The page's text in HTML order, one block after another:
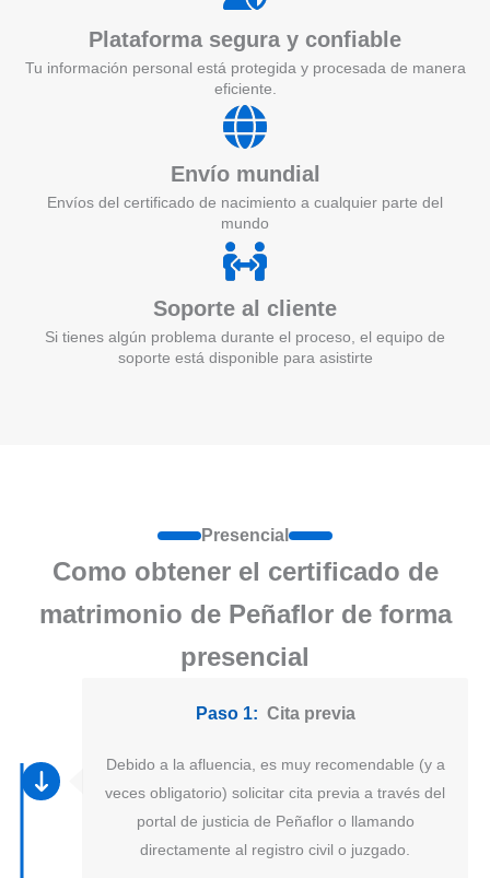
Plataforma segura y confiable
Tu información personal está protegida y procesada de manera
eficiente.
Envío mundial
Envíos del certificado de nacimiento a cualquier parte del
mundo
Soporte al cliente
Si tienes algún problema durante el proceso, el equipo de
soporte está disponible para asistirte
Presencial
Como obtener el certificado de
matrimonio de Peñaflor de forma
presencial
Paso 1: Cita previa
Debido a la afluencia, es muy recomendable (y a
veces obligatorio) solicitar cita previa a través del
portal de justicia de Peñaflor o llamando
directamente al registro civil o juzgado.